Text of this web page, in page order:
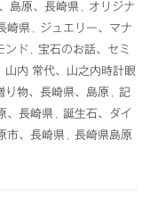
島原、長崎県
オリジナ
崎県
ジュエリー、マナ
ンド
宝石のお話、セミ
山内 常代、山之内時計眼
り物、長崎県、島原
記
、長崎県
誕生石、ダイ
市、長崎県
長崎県島原